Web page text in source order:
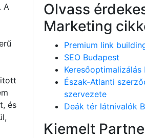
A
és
Olvass
Marketing
Premium link
SEO Budapest
Keresőoptimalizálás
Észak-Atlanti
szervezete
Deák tér látnivalók
Kiemelt